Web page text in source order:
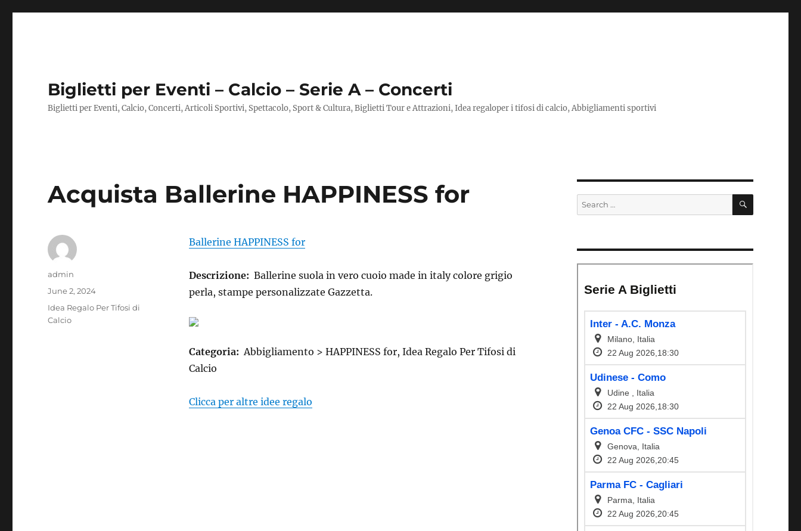
Biglietti per Eventi – Calcio – Serie A – Concerti
Biglietti per Eventi, Calcio, Concerti, Articoli Sportivi, Spettacolo, Sport & Cultura, Biglietti Tour e Attrazioni, Idea regaloper i tifosi di calcio, Abbigliamenti sportivi
Acquista Ballerine HAPPINESS for
Ballerine HAPPINESS for
Descrizione: Ballerine suola in vero cuoio made in italy colore grigio
perla, stampe personalizzate Gazzetta.
Categoria: Abbigliamento > HAPPINESS for, Idea Regalo Per Tifosi di
Calcio
Clicca per altre idee regalo
Author
admin
Posted
on
June 2, 2024
Categories
Idea Regalo Per Tifosi di
Calcio
Search
for:
SEARCH